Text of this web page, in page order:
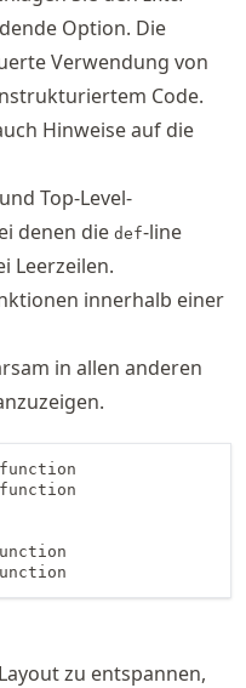
Option. Die
Verwendung von
Code.
Hinweise auf die
Top-Level-
denen die def-line
Leerzeilen.
innerhalb einer
in allen anderen
zu entspannen,